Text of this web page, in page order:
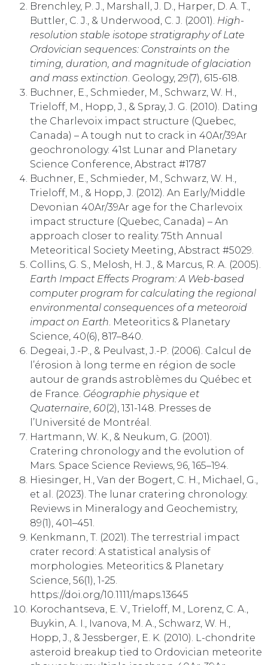
Brenchley, P. J., Marshall, J. D., Harper, D. A. T.,
Buttler, C. J., & Underwood, C. J. (2001). High-
resolution stable isotope stratigraphy of Late
Ordovician sequences: Constraints on the
timing, duration, and magnitude of glaciation
and mass extinction. Geology, 29(7), 615-618.
Buchner, E., Schmieder, M., Schwarz, W. H.,
Trieloff, M., Hopp, J., & Spray, J. G. (2010). Dating
the Charlevoix impact structure (Quebec,
Canada) – A tough nut to crack in 40Ar/39Ar
geochronology. 41st Lunar and Planetary
Science Conference, Abstract #1787
Buchner, E., Schmieder, M., Schwarz, W. H.,
Trieloff, M., & Hopp, J. (2012). An Early/Middle
Devonian 40Ar/39Ar age for the Charlevoix
impact structure (Quebec, Canada) – An
approach closer to reality. 75th Annual
Meteoritical Society Meeting, Abstract #5029.
Collins, G. S., Melosh, H. J., & Marcus, R. A. (2005).
Earth Impact Effects Program: A Web-based
computer program for calculating the regional
environmental consequences of a meteoroid
impact on Earth. Meteoritics & Planetary
Science, 40(6), 817–840.
Degeai, J.-P., & Peulvast, J.-P. (2006). Calcul de
l’érosion à long terme en région de socle
autour de grands astroblèmes du Québec et
de France. Géographie physique et
Quaternaire, 60(2), 131-148. Presses de
l’Université de Montréal.
Hartmann, W. K., & Neukum, G. (2001).
Cratering chronology and the evolution of
Mars. Space Science Reviews, 96, 165–194.
Hiesinger, H., Van der Bogert, C. H., Michael, G.,
et al. (2023). The lunar cratering chronology.
Reviews in Mineralogy and Geochemistry,
89(1), 401–451.
Kenkmann, T. (2021). The terrestrial impact
crater record: A statistical analysis of
morphologies. Meteoritics & Planetary
Science, 56(1), 1-25.
https://doi.org/10.1111/maps.13645
Korochantseva, E. V., Trieloff, M., Lorenz, C. A.,
Buykin, A. I., Ivanova, M. A., Schwarz, W. H.,
Hopp, J., & Jessberger, E. K. (2010). L-chondrite
asteroid breakup tied to Ordovician meteorite